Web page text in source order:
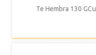
Te Hembra 130 GCu